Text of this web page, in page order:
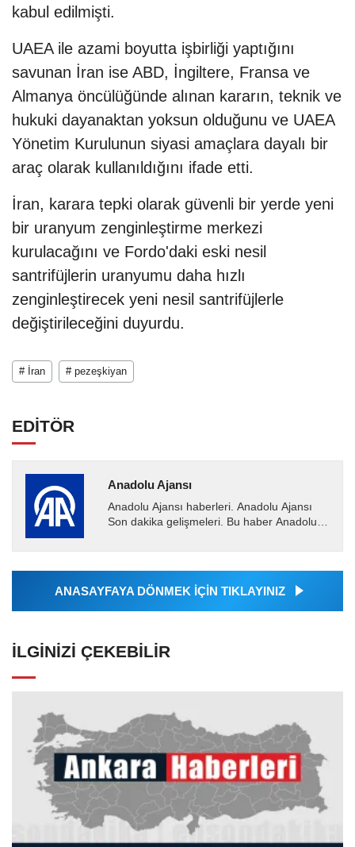
kabul edilmişti.
UAEA ile azami boyutta işbirliği yaptığını
savunan İran ise ABD, İngiltere, Fransa ve
Almanya öncülüğünde alınan kararın, teknik ve
hukuki dayanaktan yoksun olduğunu ve UAEA
Yönetim Kurulunun siyasi amaçlara dayalı bir
araç olarak kullanıldığını ifade etti.
İran, karara tepki olarak güvenli bir yerde yeni
bir uranyum zenginleştirme merkezi
kurulacağını ve Fordo'daki eski nesil
santrifüjlerin uranyumu daha hızlı
zenginleştirecek yeni nesil santrifüjlerle
değiştirileceğini duyurdu.
# İran # pezeşkiyan
EDİTÖR
Anadolu Ajansı
Anadolu Ajansı haberleri. Anadolu Ajansı
Son dakika gelişmeleri. Bu haber Anadolu
Ajansı tarafından...
ANASAYFAYA DÖNMEK İÇİN TIKLAYINIZ
İLGINIZI ÇEKEBILIR